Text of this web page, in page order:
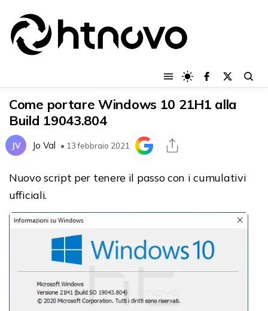
Come portare Windows 10 21H1 alla
Build 19043.804
JV Jo Val • 13 febbraio 2021
Nuovo script per tenere il passo con i cumulativi
ufficiali.